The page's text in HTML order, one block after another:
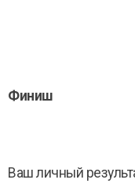
Финиш
Ваш личный